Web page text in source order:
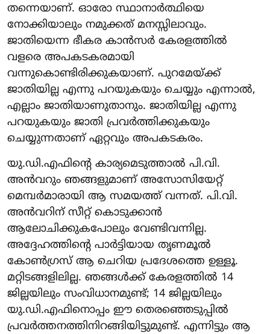
തന്നെയാണ്. ഓരോ സ്ഥാനാർത്ഥിയെ
നോക്കിയാലും നമുക്കത് മനസ്സിലാവും.
ജാതിയെന്ന ഭീകര കാൻസർ കേരളത്തിൽ
വളരെ അപകടകരമായി
വന്നുകൊണ്ടിരിക്കുകയാണ്. പുറമേയ്ക്ക്
ജാതിയില്ല എന്നു പറയുകയും ചെയ്യും എന്നാൽ,
എല്ലാം ജാതിയാണുതാനും. ജാതിയില്ല എന്നു
പറയുകയും ജാതി പ്രവർത്തിക്കുകയും
ചെയ്യുന്നതാണ് ഏറ്റവും അപകടകരം.
യു.ഡി.എഫിന്റെ കാര്യമെടുത്താൽ പി.വി.
അൻവറും ഞങ്ങളുമാണ് അസോസിയേറ്റ്
മെമ്പർമാരായി ആ സമയത്ത് വന്നത്. പി.വി.
അൻവറിന് സീറ്റ് കൊടുക്കാൻ
ആലോചിക്കുകപോലും വേണ്ടിവന്നില്ല.
അദ്ദേഹത്തിന്റെ പാർട്ടിയായ തൃണമൂൽ
കോൺഗ്രസ് ആ ചെറിയ പ്രദേശത്തെ ഉള്ളൂ.
മറ്റിടങ്ങളിലില്ല. ഞങ്ങൾക്ക് കേരളത്തിൽ 14
ജില്ലയിലും സംവിധാനമുണ്ട്; 14 ജില്ലയിലും
യു.ഡി.എഫിനൊപ്പം ഈ തെരഞ്ഞെടുപ്പിൽ
പ്രവർത്തനത്തിനിറങ്ങിയിട്ടുമുണ്ട്. എന്നിട്ടും ആ